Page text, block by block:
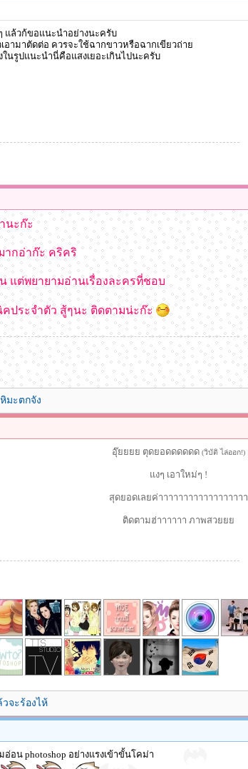
แล้วก้ขอแนะนำอย่างนะครับ
อามาตัดต่อ ควรจะใช้ฉากขาวหรือฉากเขียวถ่าย
นรูปแนะนำนี่คือแสงเยอะเกินไปนะครับ
นะก๊ะ
ากอ่าก๊ะ คริคริ
แต่พยายามอ่านเรื่องละครที่ชอบ
คประจำตัว สู้ๆนะ ติดตามน่ะก๊ะ
มะตกจัง
อุ๊ยยยย ตุดยอดดดดดด(วิบัติ ไล่ออก!)
แงๆ เอาใหม่ๆ !
สุดยอดเลยค่าาาาาาาาาาาาาาาาาา
ติดตามฮ่าาาาาา ภาพสวยยย
จะร้องไห้
น photoshop อย่างแรงเข้าขั้นโคม่า